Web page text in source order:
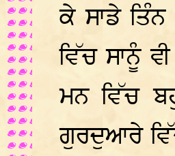
ਕੇ ਸਾਡੇ ਤਿੰਨ
ਵਿੱਚ ਸਾਨੂੰ
ਮਨ ਵਿੱਚ
ਗੁਰਦੁਆਰੇ